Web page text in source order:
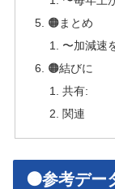
🟠まとめ
〜加減速
🟠結びに
共有:
関連
🟠参考デー